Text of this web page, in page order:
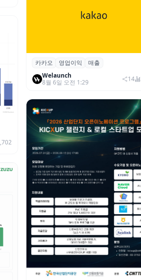
카카오, 2026년 2분기 매출 2조985
업이익 2770억…역대 분기 최대
카카오 영업이익
매출
Welaunch
8월 6일 오전 1:29
14